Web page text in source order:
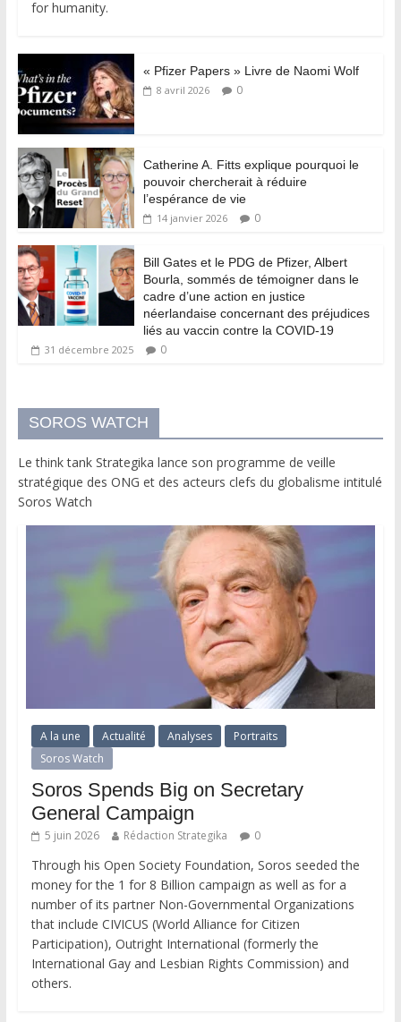
for humanity.
« Pfizer Papers » Livre de Naomi Wolf
8 avril 2026 0
Catherine A. Fitts explique pourquoi le
pouvoir chercherait à réduire
l’espérance de vie
14 janvier 2026 0
Bill Gates et le PDG de Pfizer, Albert
Bourla, sommés de témoigner dans le
cadre d’une action en justice
néerlandaise concernant des préjudices
liés au vaccin contre la COVID-19
31 décembre 2025 0
SOROS WATCH
Le think tank Strategika lance son programme de veille
stratégique des ONG et des acteurs clefs du globalisme intitulé
Soros Watch
A la une Actualité Analyses
Portraits
Soros Watch
Soros Spends Big on Secretary
General Campaign
5 juin 2026 Rédaction Strategika 0
Through his Open Society Foundation, Soros seeded the
money for the 1 for 8 Billion campaign as well as for a
number of its partner Non-Governmental Organizations
that include CIVICUS (World Alliance for Citizen
Participation), Outright International (formerly the
International Gay and Lesbian Rights Commission) and
others.